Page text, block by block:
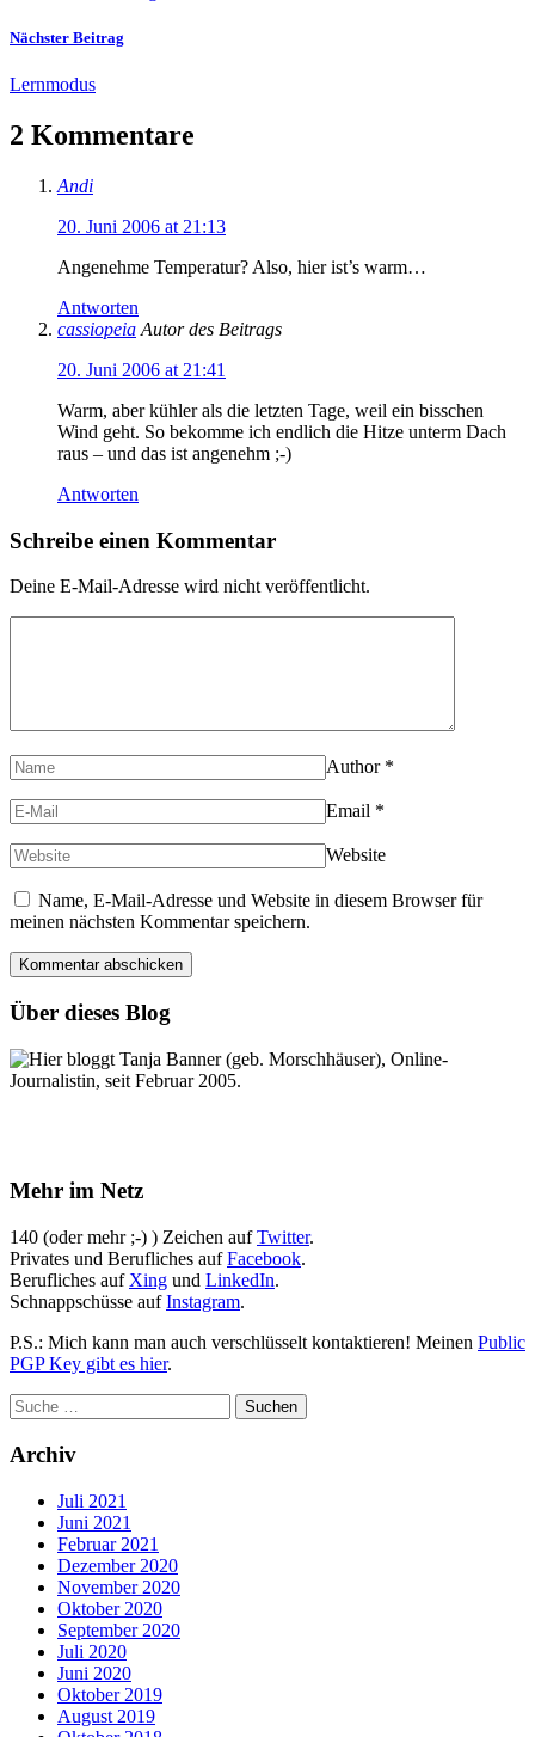
Nächster Beitrag
Lernmodus
2 Kommentare
Andi
20. Juni 2006 at 21:13
Angenehme Temperatur? Also, hier ist’s warm…
Antworten
cassiopeia Autor des Beitrags
20. Juni 2006 at 21:41
Warm, aber kühler als die letzten Tage, weil ein bisschen
Wind geht. So bekomme ich endlich die Hitze unterm Dach
raus – und das ist angenehm ;-)
Antworten
Schreibe einen Kommentar
Deine E-Mail-Adresse wird nicht veröffentlicht.
Author *
Email *
Website
Name, E-Mail-Adresse und Website in diesem Browser für
meinen nächsten Kommentar speichern.
Über dieses Blog
Hier bloggt Tanja Banner (geb. Morschhäuser), Online-
Journalistin, seit Februar 2005.
Mehr im Netz
140 (oder mehr ;-) ) Zeichen aufTwitter.
Privates und Berufliches aufFacebook.
Berufliches auf Xing und LinkedIn.
Schnappschüsse aufInstagram.
P.S.: Mich kann man auch verschlüsselt kontaktieren! Meinen Public
PGP Key gibt es hier.
Archiv
Juli 2021
Juni 2021
Februar 2021
Dezember 2020
November 2020
Oktober 2020
September 2020
Juli 2020
Juni 2020
Oktober 2019
August 2019